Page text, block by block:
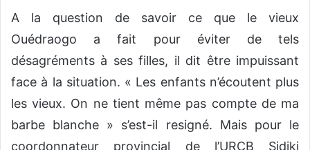
A la question de savoir ce que le vieux
Ouédraogo a fait pour éviter de tels
désagréments à ses filles, il dit être impuissant
face à la situation. « Les enfants n’écoutent plus
les vieux. On ne tient même pas compte de ma
barbe blanche » s’est-il resigné. Mais pour le
coordonnateur provincial de l’URCB Sidiki